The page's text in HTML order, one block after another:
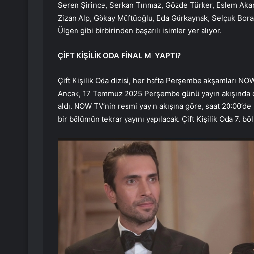
Seren Şirince, Serkan Tınmaz, Gözde Türker, Eslem
Zizan Alp, Gökay Müftüoğlu, Eda Gürkaynak, Selçuk
Ülgen gibi birbirinden başarılı isimler yer alıyor.
ÇİFT KİŞİLİK ODA FİNAL Mİ YAPTI?
Çift Kişilik Oda dizisi, her hafta Perşembe akşamları
Ancak, 17 Temmuz 2025 Perşembe günü yayın
aldı. NOW TV’nin resmi yayın akışına göre, saat
bir bölümün tekrar yayını yapılacak. Çift Kişilik Oda 7.